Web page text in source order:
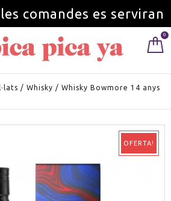
comandes es serviran
l'1 de setembre.
0
/ Whisky / Whisky Bowmore 14 anys
OFERTA!